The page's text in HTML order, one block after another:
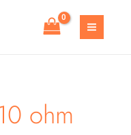
MAIN
ohm